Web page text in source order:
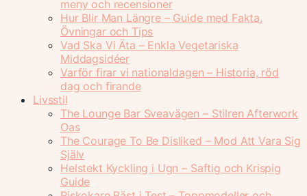
meny och recensioner
Hur Blir Man Längre – Guide med Fakta,
Övningar och Tips
Vad Ska Vi Äta – Enkla Vegetariska
Middagsidéer
Varför firar vi nationaldagen – Historia, röd
dag och firande
Livsstil
The Lounge Bar Sveavägen – Stilren Afterwork
Oas
The Courage To Be Disliked – Mod Att Vara Sig
Själv
Helstekt Kyckling i Ugn – Saftig och Krispig
Guide